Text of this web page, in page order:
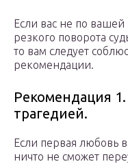
Если вас не по
резкого поворота
то вам следует
рекомендации.
Рекомендация
трагедией.
Если первая любовь
ничто не сможет